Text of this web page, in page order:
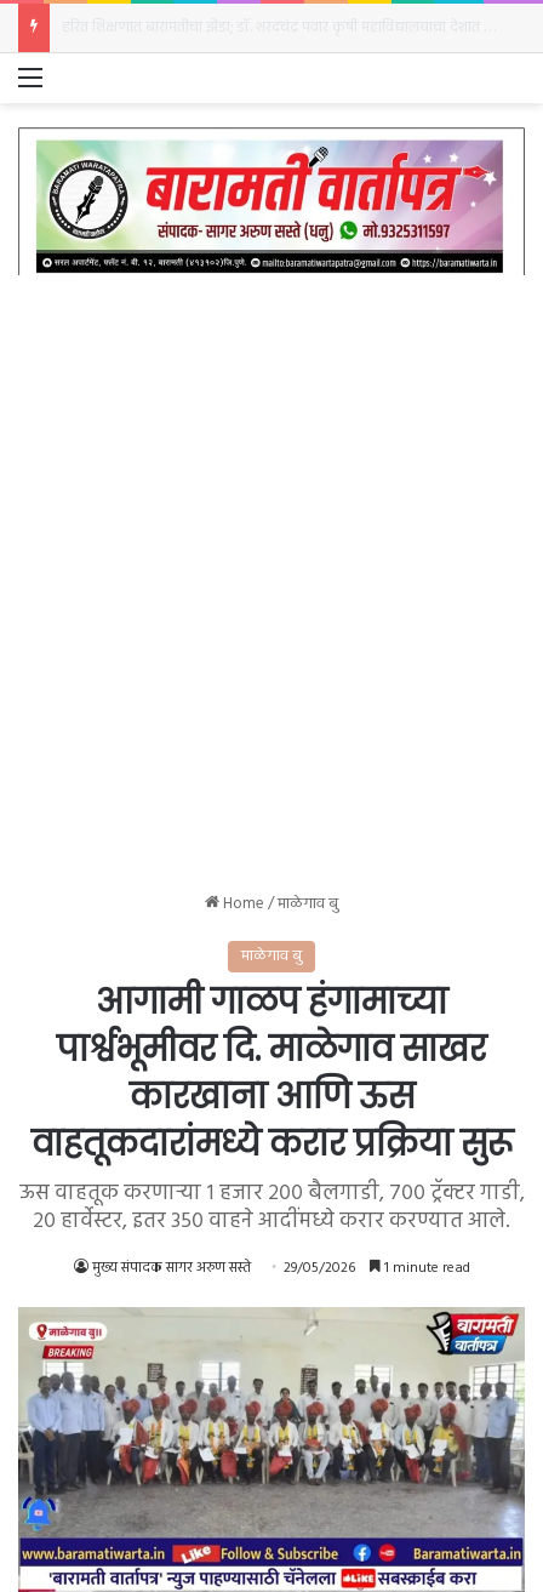
Menu
Home/माळेगाव बु
माळेगाव बु
आगामी गाळप हंगामाच्या
पार्श्वभूमीवर दि. माळेगाव साखर
कारखाना आणि ऊस
वाहतूकदारांमध्ये करार प्रक्रिया सुरू
ऊस वाहतूक करणाऱ्या १ हजार २०० बैलगाडी, ७०० ट्रॅक्टर गाडी,
२० हार्वेस्टर, इतर ३५० वाहने आदींमध्ये करार करण्यात आले.
मुख्य संपादक सागर अरुण सस्ते 29/05/2026 1 minute read